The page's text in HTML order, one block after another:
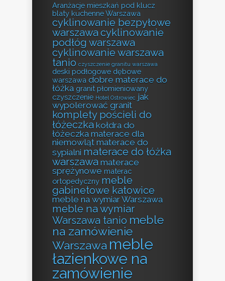
Aranżacje mieszkań pod klucz
blaty kuchenne Warszawa
cyklinowanie bezpyłowe
warszawa cyklinowanie
podłóg warszawa
cyklinowanie warszawa
tanio czyszczenie granitu warszawa
deski podłogowe dębowe
warszawa dobre materace do
łóżka granit płomieniowany
czyszczenie Hotel Ostrowiec jak
wypolerować granit
komplety pościeli do
łóżeczka kołdra do
łóżeczka materace dla
niemowląt materace do
sypialni materace do łóżka
warszawa materace
sprężynowe materac
ortopedyczny meble
gabinetowe katowice
meble na wymiar Warszawa
meble na wymiar
Warszawa tanio meble
na zamówienie
Warszawa meble
łazienkowe na
zamówienie